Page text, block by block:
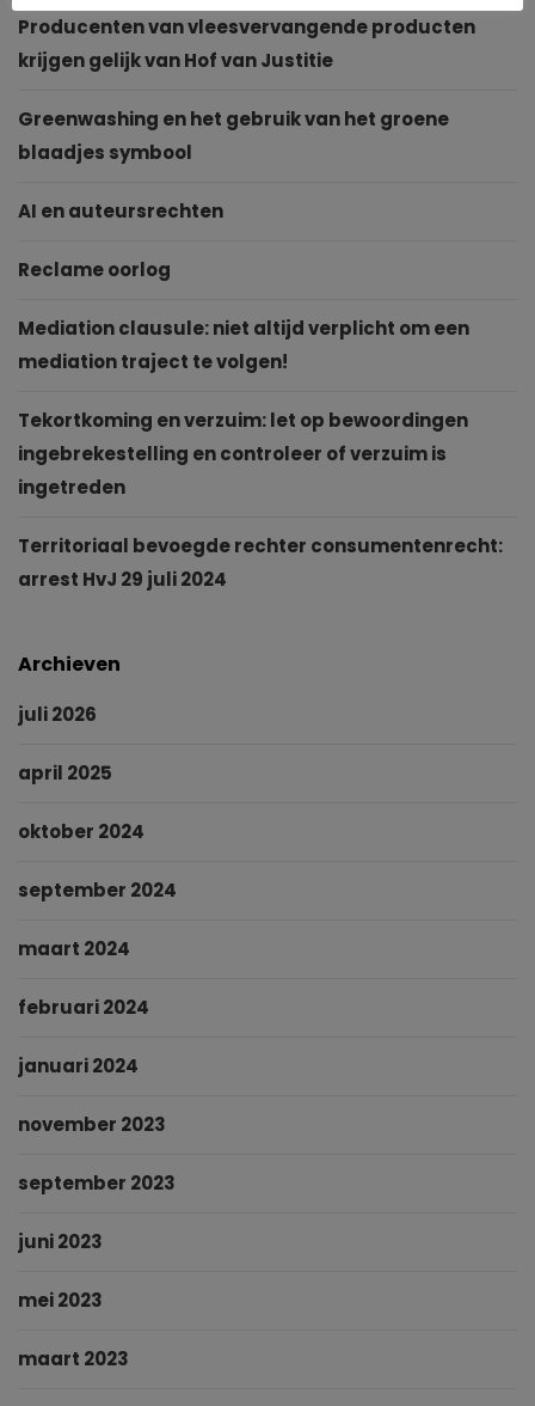
Producenten van vleesvervangende producten
krijgen gelijk van Hof van Justitie
Greenwashing en het gebruik van het groene
blaadjes symbool
AI en auteursrechten
Reclame oorlog
Mediation clausule: niet altijd verplicht om een
mediation traject te volgen!
Tekortkoming en verzuim: let op bewoordingen
ingebrekestelling en controleer of verzuim is
ingetreden
Territoriaal bevoegde rechter consumentenrecht:
arrest HvJ 29 juli 2024
Archieven
juli 2026
april 2025
oktober 2024
september 2024
maart 2024
februari 2024
januari 2024
november 2023
september 2023
juni 2023
mei 2023
maart 2023